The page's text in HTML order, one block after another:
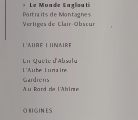
Le Monde Englouti
Portraits de Montagnes
Vertiges de Clair-Obscur
L'AUBE LUNAIRE
En Quête d'Absolu
L'Aube Lunaire
Gardiens
Au Bord de l'Abîme
ORIGINES